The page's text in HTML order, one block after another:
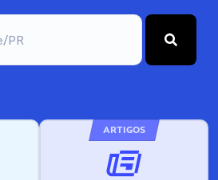
ARTIGOS